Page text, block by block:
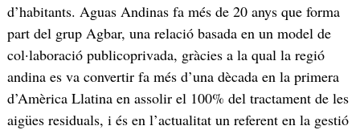
d’habitants. Aguas Andinas fa més de 20 anys que forma
part del grup Agbar, una relació basada en un model de
col·laboració publicoprivada, gràcies a la qual la regió
andina es va convertir fa més d’una dècada en la primera
d’Amèrica Llatina en assolir el 100% del tractament de les
aigües residuals, i és en l’actualitat un referent en la gestió